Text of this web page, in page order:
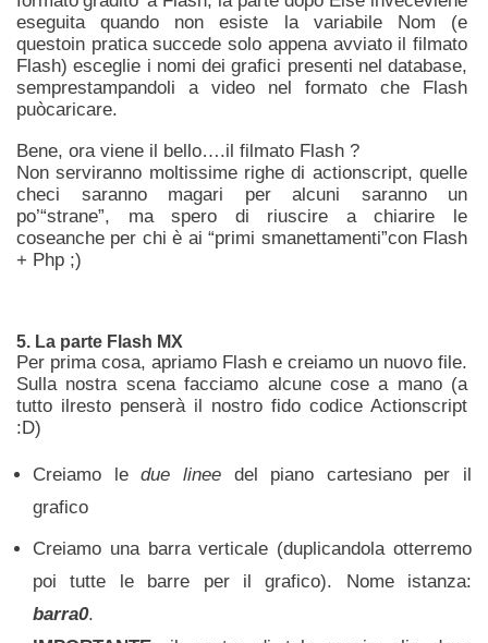
eseguita quando non esiste la variabile Nom (e
questoin pratica succede solo appena avviato il filmato
Flash) esceglie i nomi dei grafici presenti nel database,
semprestampandoli a video nel formato che Flash
puòcaricare.
Bene, ora viene il bello….il filmato Flash ?
Non serviranno moltissime righe di actionscript, quelle
checi saranno magari per alcuni saranno un
po’“strane”, ma spero di riuscire a chiarire le
coseanche per chi è ai “primi smanettamenti”con Flash
+ Php ;)
5. La parte Flash MX
Per prima cosa, apriamo Flash e creiamo un nuovo file.
Sulla nostra scena facciamo alcune cose a mano (a
tutto ilresto penserà il nostro fido codice Actionscript
:D)
Creiamo ledue lineedel piano cartesiano per il
grafico
Creiamo una barra verticale (duplicandola otterremo
poi tutte le barre per il grafico). Nome istanza:
barra0.